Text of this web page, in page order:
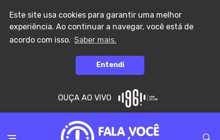
Este site usa cookies para garantir uma melhor
experiência. Ao continuar a navegar, você está de
acordo com isso. Saber mais.
Entendi
OUÇA AO VIVO